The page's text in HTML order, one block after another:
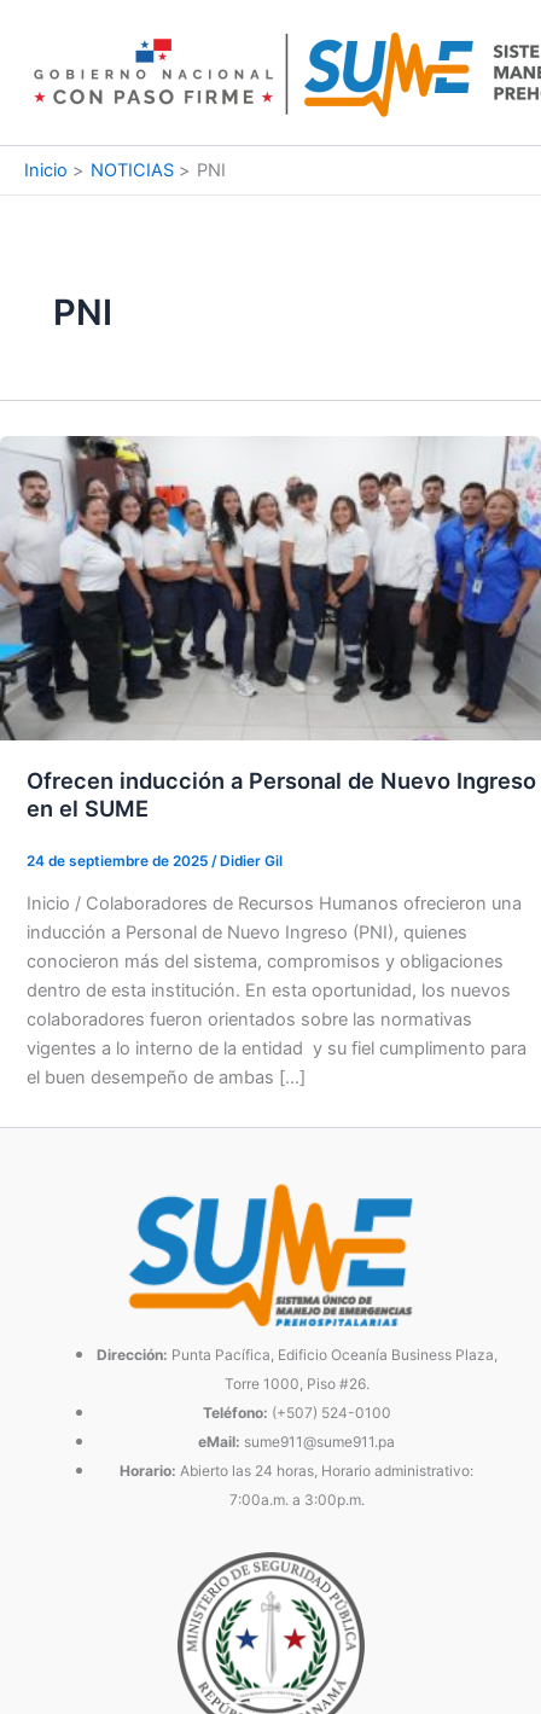
contenido
Inicio NOTICIAS PNI
PNI
Ofrecen inducción a Personal de Nuevo Ingreso
en el SUME
24 de septiembre de 2025 / Didier Gil
Inicio / Colaboradores de Recursos Humanos ofrecieron una
inducción a Personal de Nuevo Ingreso (PNI), quienes
conocieron más del sistema, compromisos y obligaciones
dentro de esta institución. En esta oportunidad, los nuevos
colaboradores fueron orientados sobre las normativas
vigentes a lo interno de la entidad y su fiel cumplimento para
el buen desempeño de ambas […]
Dirección: Punta Pacífica, Edificio Oceanía Business Plaza,
Torre 1000, Piso #26.
Teléfono: (+507) 524-0100
eMail: sume911@sume911.pa
Horario: Abierto las 24 horas, Horario administrativo:
7:00a.m. a 3:00p.m.